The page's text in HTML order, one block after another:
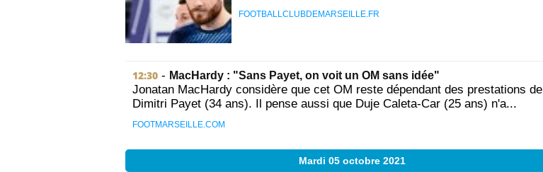
FOOTBALLCLUBDEMARSEILLE.FR
12:30 - MacHardy : "Sans Payet, on voit un OM sans idée"
Jonatan MacHardy considère que cet OM reste dépendant des prestations de
Dimitri Payet (34 ans). Il pense aussi que Duje Caleta-Car (25 ans) n'a...
FOOTMARSEILLE.COM
Mardi 05 octobre 2021